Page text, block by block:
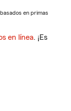
en primas
en línea. ¡Es